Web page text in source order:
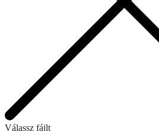
Válassz fájlt